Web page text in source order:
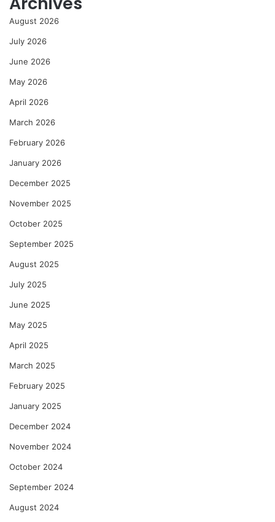
August 2026
July 2026
June 2026
May 2026
April 2026
March 2026
February 2026
January 2026
December 2025
November 2025
October 2025
September 2025
August 2025
July 2025
June 2025
May 2025
April 2025
March 2025
February 2025
January 2025
December 2024
November 2024
October 2024
September 2024
August 2024